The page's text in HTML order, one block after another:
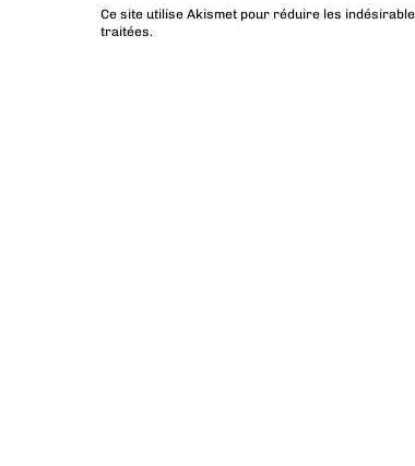
Ce site utilise Akismet pour réduire les
traitées.